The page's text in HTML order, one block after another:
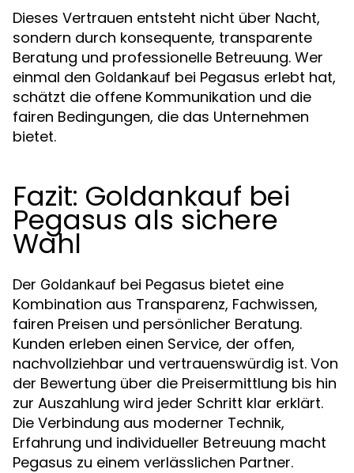
Dieses Vertrauen entsteht nicht über Nacht,
sondern durch konsequente, transparente
Beratung und professionelle Betreuung. Wer
einmal den Goldankauf bei Pegasus erlebt hat,
schätzt die offene Kommunikation und die
fairen Bedingungen, die das Unternehmen
bietet.
Fazit: Goldankauf bei
Pegasus als sichere
Wahl
Der Goldankauf bei Pegasus bietet eine
Kombination aus Transparenz, Fachwissen,
fairen Preisen und persönlicher Beratung.
Kunden erleben einen Service, der offen,
nachvollziehbar und vertrauenswürdig ist. Von
der Bewertung über die Preisermittlung bis hin
zur Auszahlung wird jeder Schritt klar erklärt.
Die Verbindung aus moderner Technik,
Erfahrung und individueller Betreuung macht
Pegasus zu einem verlässlichen Partner.